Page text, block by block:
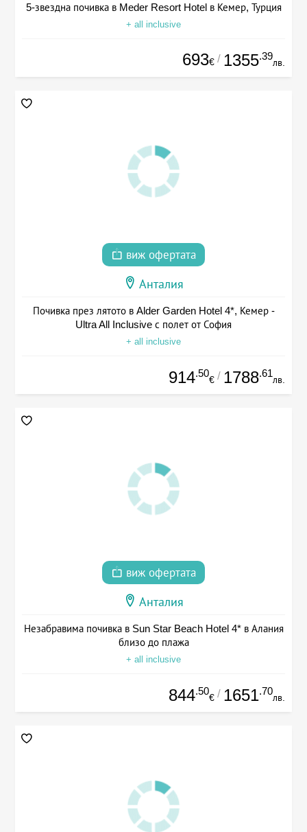
5-звездна почивка в Meder Resort Hotel в Кемер, Турция
+ all inclusive
693€ / 1355.39
лв.
виж офертата
Анталия
Почивка през лятото в Alder Garden Hotel 4*, Кемер -
Ultra All Inclusive с полет от София
+ all inclusive
914.50
€ / 1788.61
лв.
виж офертата
Анталия
Незабравима почивка в Sun Star Beach Hotel 4* в Алания
близо до плажа
+ all inclusive
844.50
€ / 1651.70
лв.